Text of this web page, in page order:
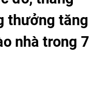
thưởng tăng
nhà trong 7